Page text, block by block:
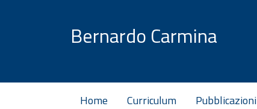
Bernardo Carmina
Home Curriculum Pubblicazioni